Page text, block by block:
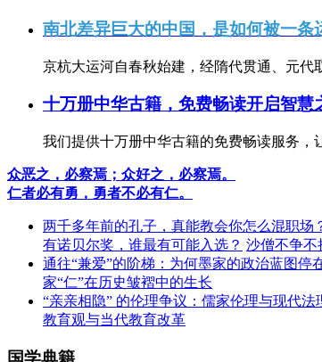
南北差异巨大的中国，是如何被一条
京杭大运河自春秋始建，经隋代贯通、元代
十万册中华古籍，免费畅读开启智慧
我们提供十万册中华古籍的免费畅读服务
众恶之，必察焉；众好之，必察焉。
仁者必有勇，勇者不必有仁。
两千多年前的孔子，真能教会你怎么混职场
有诺贝尔奖，谁最有可能入选？ 沙僧不争不
通往“兼爱”的阶梯：为何墨家的政治蓝图停
家“仁”在历史皱褶中的生长
“亲亲相隐” 的伦理争议：儒家伦理与现代法
教育观与当代教育改革
国学典籍